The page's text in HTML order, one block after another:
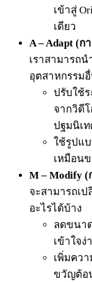
เข้าสู่
เดียว
A – Adapt (ก
เราสามารถ
อุตสาหกรรม
ปรับใช้
จากวิดี
ปฐมนิเ
ใช้รูปแ
เหมือน
M – Modify
จะสามารถเ
อะไรได้บ้าง
ลดขนา
เข้าใจ
เพิ่มคว
ขวัญต้อ